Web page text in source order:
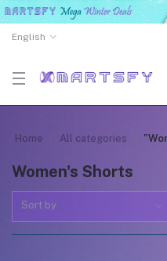
English
Home All categories
Women's Shorts
Sort by